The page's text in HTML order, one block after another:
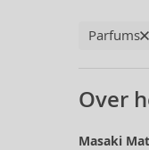
Parfums
Over
Masaki